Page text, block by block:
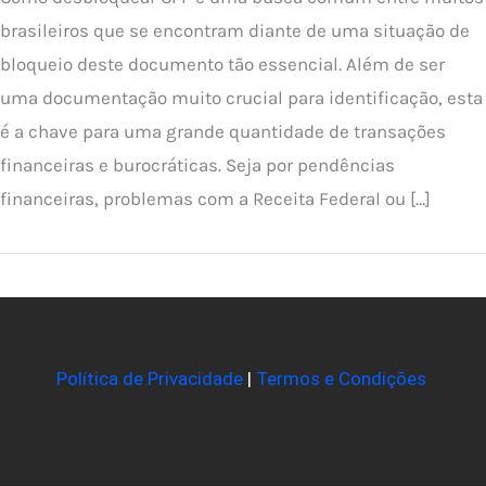
brasileiros que se encontram diante de uma situação de
bloqueio deste documento tão essencial. Além de ser
uma documentação muito crucial para identificação, esta
é a chave para uma grande quantidade de transações
financeiras e burocráticas. Seja por pendências
financeiras, problemas com a Receita Federal ou […]
Política de Privacidade| Termos e Condições